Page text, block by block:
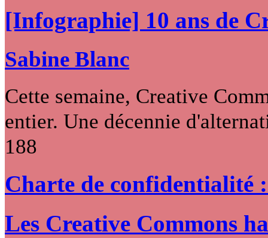
[Infographie] 10 ans de
Sabine Blanc
Cette semaine, Creative
entier. Une décennie
188
Charte de confidentialité
Les Creative Commons